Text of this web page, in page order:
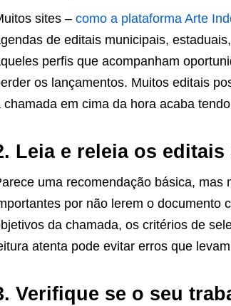
sites – como a plataforma Arte
de editais municipais,
perfis que acompanham
os lançamentos. Muitos editais
chamada em cima da hora acaba
Leia e releia os
uma recomendação básica,
por não lerem o documento
da chamada, os critérios de
atenta pode evitar erros que
Verifique se o seu